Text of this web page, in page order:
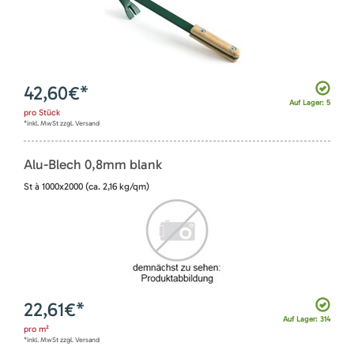
Auf Lager: 5
42,60€*
pro Stück
*inkl. MwSt zzgl. Versand
Alu-Blech 0,8mm blank
St à 1000x2000 (ca. 2,16 kg/qm)
Auf Lager: 314
22,61€*
pro m²
*inkl. MwSt zzgl. Versand